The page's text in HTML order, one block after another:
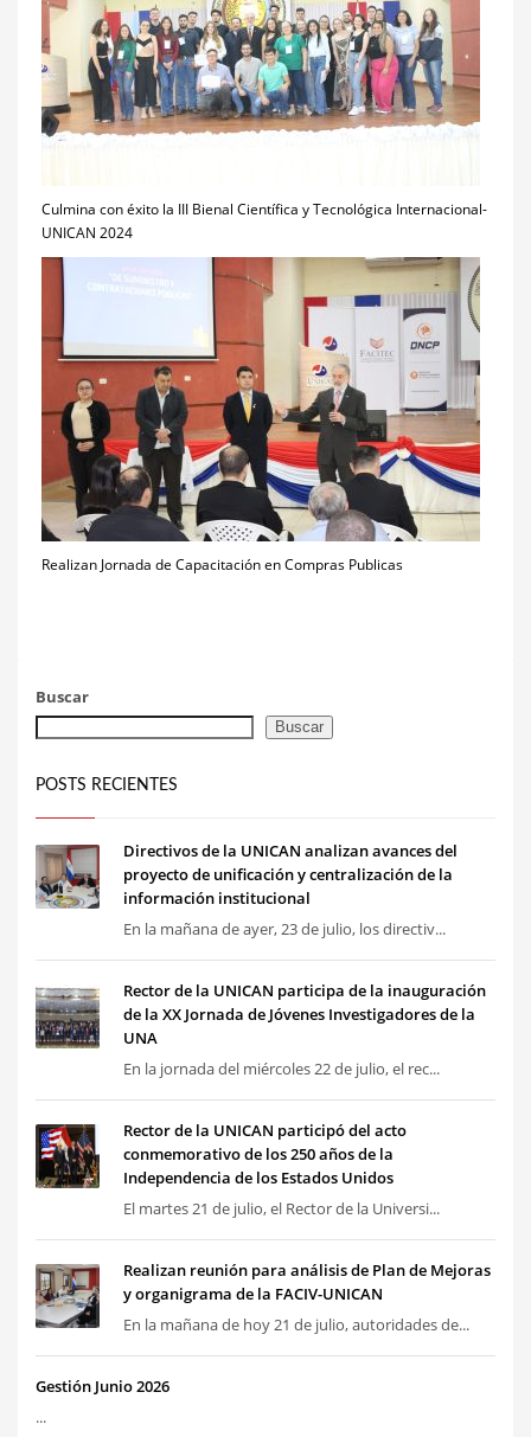
Culmina con éxito la III Bienal Científica y Tecnológica Internacional-
UNICAN 2024
Realizan Jornada de Capacitación en Compras Publicas
Buscar
Buscar
POSTS RECIENTES
Directivos de la UNICAN analizan avances del
proyecto de unificación y centralización de la
información institucional
En la mañana de ayer, 23 de julio, los directiv...
Rector de la UNICAN participa de la inauguración
de la XX Jornada de Jóvenes Investigadores de la
UNA
En la jornada del miércoles 22 de julio, el rec...
Rector de la UNICAN participó del acto
conmemorativo de los 250 años de la
Independencia de los Estados Unidos
El martes 21 de julio, el Rector de la Universi...
Realizan reunión para análisis de Plan de Mejoras
y organigrama de la FACIV-UNICAN
En la mañana de hoy 21 de julio, autoridades de...
Gestión Junio 2026
...